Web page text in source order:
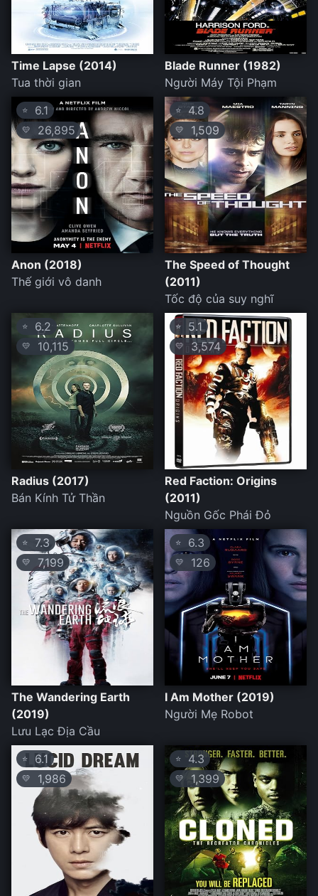
Time Lapse (2014)
Tua thời gian
Blade Runner (1982)
Người Máy Tội Phạm
⭐ 6.1
💛 26,895
Anon (2018)
Thế giới vô danh
⭐ 4.8
💛 1,509
The Speed of Thought
(2011)
Tốc độ của suy nghĩ
⭐ 6.2
💛 10,115
Radius (2017)
Bán Kính Tử Thần
⭐ 5.1
💛 3,574
Red Faction: Origins
(2011)
Nguồn Gốc Phái Đỏ
⭐ 7.3
💛 7,199
The Wandering Earth
(2019)
Lưu Lạc Địa Cầu
⭐ 6.3
💛 126
I Am Mother (2019)
Người Mẹ Robot
⭐ 6.1
💛 1,986
⭐ 4.3
💛 1,399